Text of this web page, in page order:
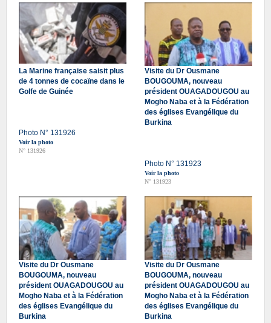
La Marine française saisit plus
de 4 tonnes de cocaïne dans le
Golfe de Guinée
Photo N° 131926
Voir la photo
N° 131926
Visite du Dr Ousmane
BOUGOUMA, nouveau
président OUAGADOUGOU au
Mogho Naba et à la Fédération
des églises Evangélique du
Burkina
Photo N° 131923
Voir la photo
N° 131923
Visite du Dr Ousmane
BOUGOUMA, nouveau
président OUAGADOUGOU au
Mogho Naba et à la Fédération
des églises Evangélique du
Burkina
Visite du Dr Ousmane
BOUGOUMA, nouveau
président OUAGADOUGOU au
Mogho Naba et à la Fédération
des églises Evangélique du
Burkina